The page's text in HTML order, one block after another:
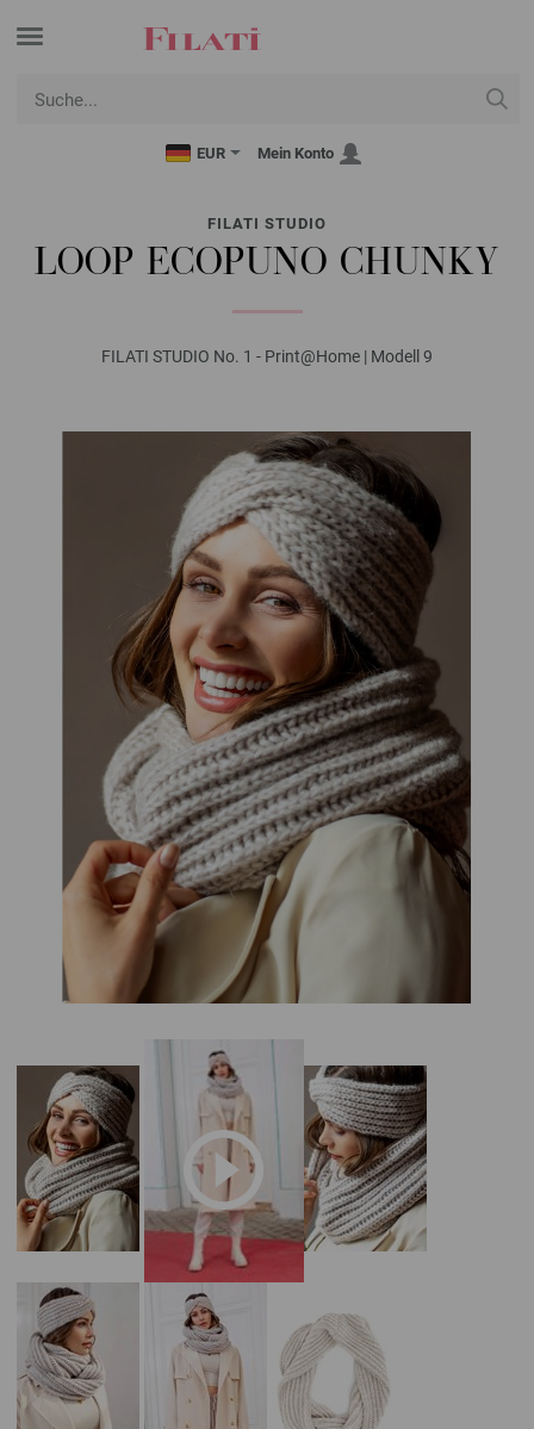
EUR Mein Konto
FILATI STUDIO
LOOP ECOPUNO CHUNKY
FILATI STUDIO No. 1 - Print@Home | Modell 9